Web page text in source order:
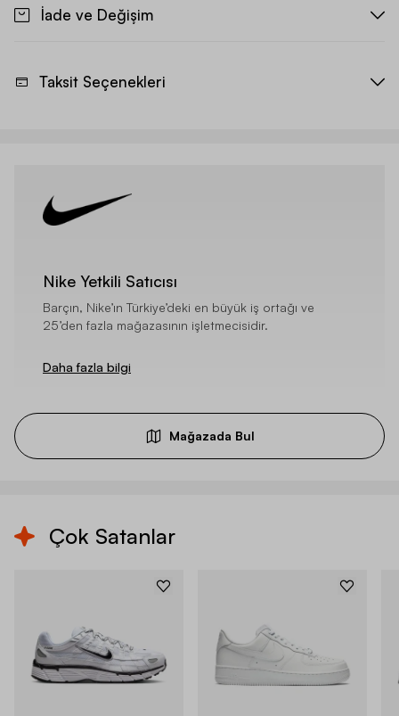
İade ve Değişim
Taksit Seçenekleri
Nike Yetkili Satıcısı
Barçın, Nike’ın Türkiye’deki en büyük iş ortağı ve
25’den fazla mağazasının işletmecisidir.
Daha fazla bilgi
Mağazada Bul
Çok Satanlar